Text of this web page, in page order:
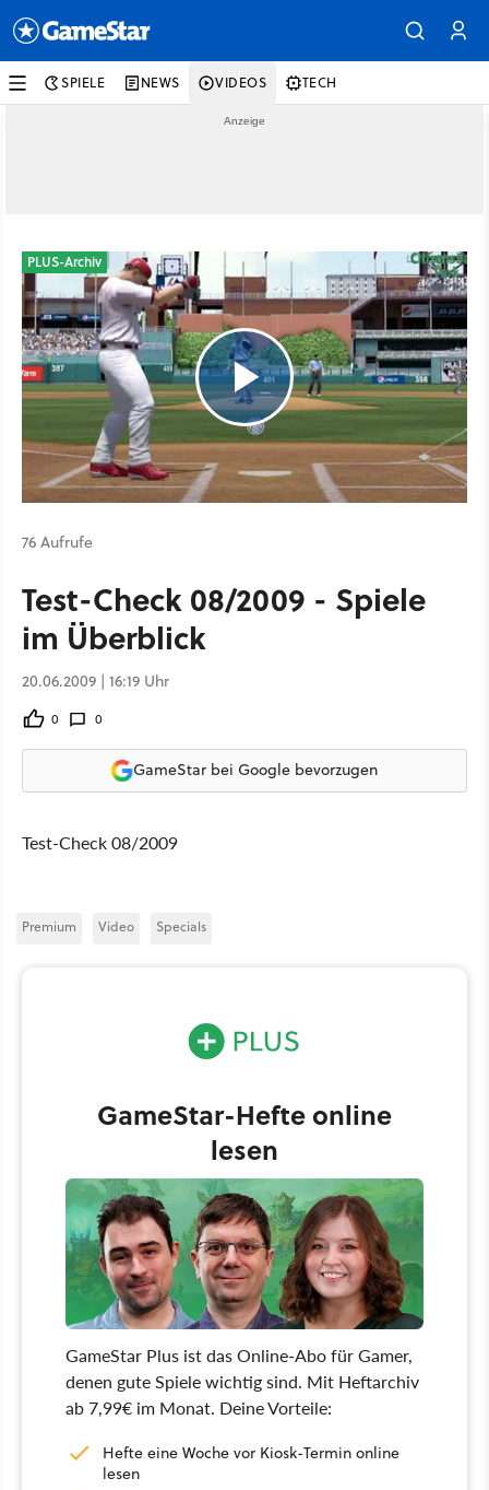
SPIELE NEWS VIDEOS TECH
PLUS-Archiv
76 Aufrufe
Test-Check 08/2009 - Spiele
im Überblick
20.06.2009 | 16:19 Uhr
0 0
GameStar bei Google bevorzugen
Test-Check 08/2009
Premium Video Specials
GameStar-Hefte online
lesen
GameStar Plus ist das Online-Abo für Gamer,
denen gute Spiele wichtig sind. Mit Heftarchiv
ab 7,99€ im Monat. Deine Vorteile:
Hefte eine Woche vor Kiosk-Termin online
lesen